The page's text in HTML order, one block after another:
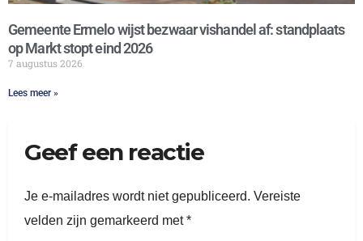
Gemeente Ermelo wijst bezwaar vishandel af: standplaats
op Markt stopt eind 2026
7 augustus 2026
Lees meer »
Geef een reactie
Je e-mailadres wordt niet gepubliceerd. Vereiste
velden zijn gemarkeerd met*